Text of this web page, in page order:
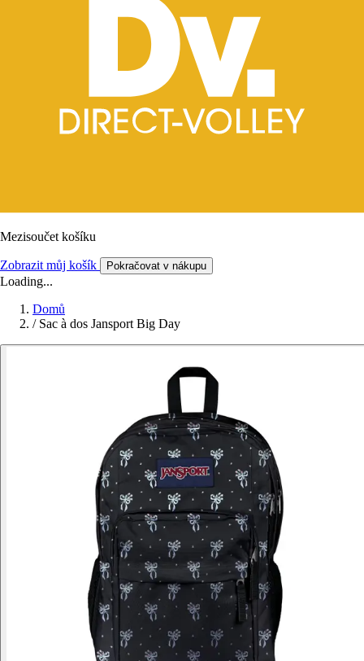
Mezisoučet košíku
Zobrazit můj košík Pokračovat v nákupu
Loading...
Domů
/ Sac à dos Jansport Big Day